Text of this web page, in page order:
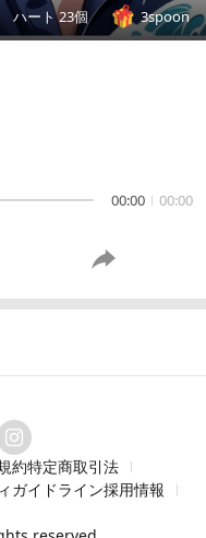
ハート 23個 3spoon
00:00 00:00
約特定商取引法
ガイドライン採用情報